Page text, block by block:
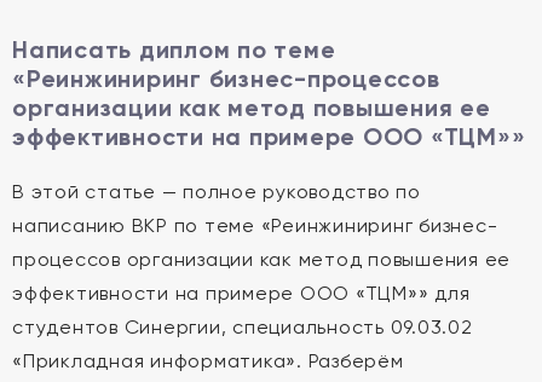
Написать диплом по теме
«Реинжиниринг бизнес-процессов
организации как метод повышения ее
эффективности на примере ООО «ТЦМ»»
В этой статье — полное руководство по
написанию ВКР по теме «Реинжиниринг бизнес-
процессов организации как метод повышения ее
эффективности на примере ООО «ТЦМ»» для
студентов Синергии, специальность 09.03.02
«Прикладная информатика». Разберём